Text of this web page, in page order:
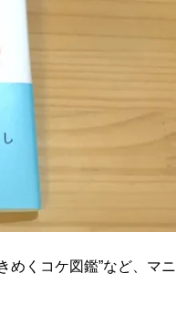
めくコケ図鑑”など、マニ